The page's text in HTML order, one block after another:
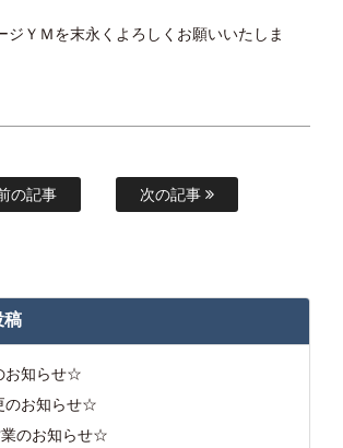
ジＹＭを末永くよろしくお願いいたしま
の記事 次の記事
稿
お知らせ☆
のお知らせ☆
のお知らせ☆